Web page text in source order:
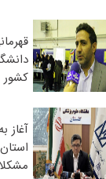
کشور
آغاز